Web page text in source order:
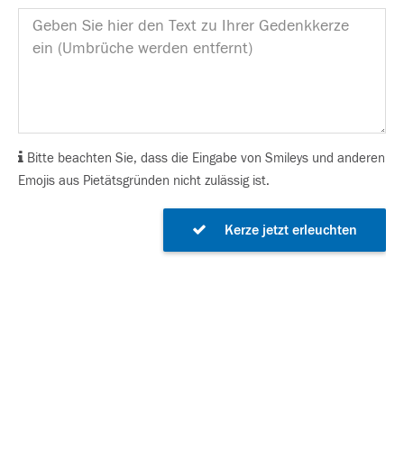
Bitte beachten Sie, dass die Eingabe von Smileys und anderen
Emojis aus Pietätsgründen nicht zulässig ist.
Kerze jetzt erleuchten